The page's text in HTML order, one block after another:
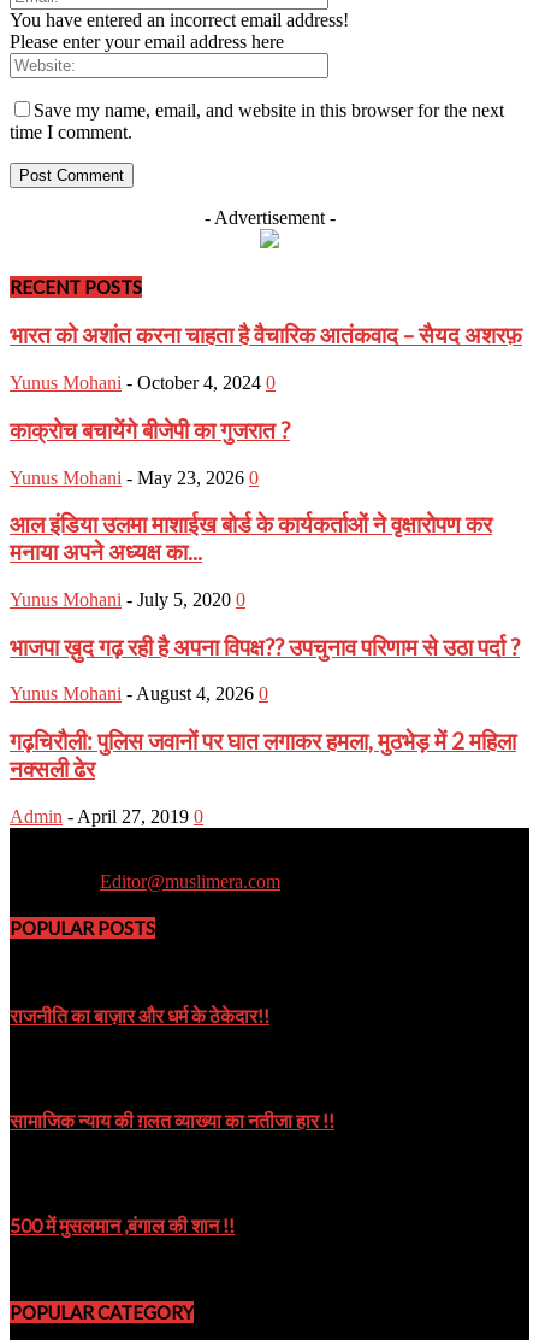
You have entered an incorrect email address!
Please enter your email address here
Save my name, email, and website in this browser for the next
time I comment.
- Advertisement -
RECENT POSTS
भारत को अशांत करना चाहता है वैचारिक आतंकवाद – सैयद अशरफ़
Yunus Mohani - October 4, 2024 0
काक्रोच बचायेंगे बीजेपी का गुजरात ?
Yunus Mohani - May 23, 2026 0
आल इंडिया उलमा माशाईख बोर्ड के कार्यकर्ताओं ने वृक्षारोपण कर
मनाया अपने अध्यक्ष का...
Yunus Mohani - July 5, 2020 0
भाजपा ख़ुद गढ़ रही है अपना विपक्ष?? उपचुनाव परिणाम से उठा पर्दा ?
Yunus Mohani -August 4, 2026 0
गढ़चिरौली: पुलिस जवानों पर घात लगाकर हमला, मुठभेड़ में 2 महिला
नक्सली ढेर
Admin - April 27, 2019 0
Editor@muslimera.com
POPULAR POSTS
राजनीति का बाज़ार और धर्म के ठेकेदार!!
सामाजिक न्याय की ग़लत व्याख्या का नतीजा हार !!
500 में मुसलमान ,बंगाल की शान !!
POPULAR CATEGORY